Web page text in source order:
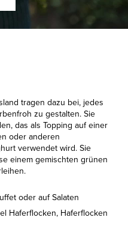
tragen dazu bei, jedes
zu gestalten. Sie
das als Topping auf einer
oder anderen
verwendet wird. Sie
einem gemischten grünen
oder auf Salaten
Haferflocken, Haferflocken